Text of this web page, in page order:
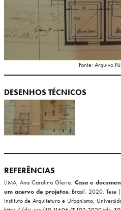
Fonte: Arquivo
DESENHOS TÉCNICOS
REFERÊNCIAS
LIMA, Ana Carolina Gleria. Casa e
um acervo de projetos.Brasil. 2020. Tese
Instituto de Arquitetura e Urbanismo,